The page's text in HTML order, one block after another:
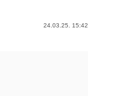
24.03.25. 15:42